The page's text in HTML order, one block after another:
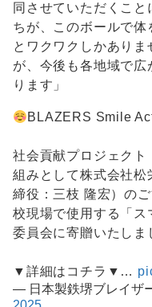
同させていただくこ
ちが、このボールで体
とワクワクしかあり
が、今後も各地域で
ります」
BLAZERS Smile
社会貢献プロジェク
組みとして株式会社松
締役：三枝 隆宏）の
校現場で使用する「
委員会に寄贈いたしま
▼詳細はコチラ▼…
— 日本製鉄堺ブレイザ